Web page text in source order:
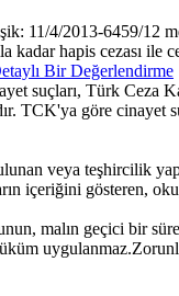
11/4/2013-6459/12
hapis cezası ile
Bir Değerlendirme
suçları, Türk Ceza
TCK'ya göre cinayet
veya teşhircilik
içeriğini gösteren,
malın geçici bir